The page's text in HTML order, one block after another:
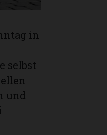
in
selbst
und